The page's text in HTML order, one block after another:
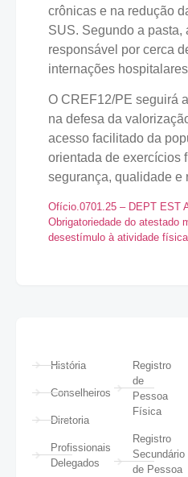
crônicas e na redução
SUS. Segundo a pasta,
responsável por cerca
internações
O CREF12/PE seguirá
na defesa da
acesso facilitado da
orientada de exercícios
segurança, qualidade e
Ofício.0701.25 – DEPT EST
Obrigatoriedade do atestado
desestímulo à atividade
História
Conselheiros
Diretoria
Profissionais
Delegados
Registro
de
Pessoa
Física
Registro
Secundário
de Pessoa